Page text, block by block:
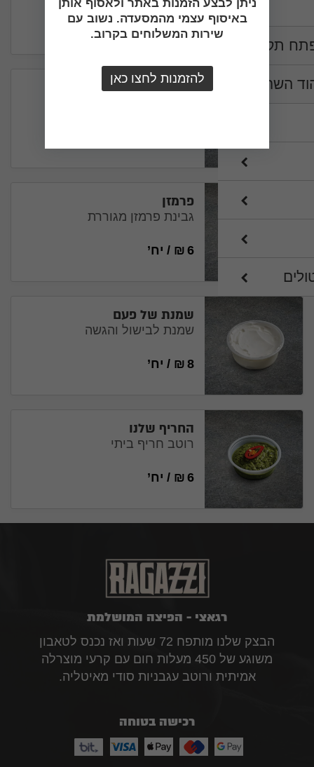
תקווה
השרון
6
₪
/ יח’
בלסמי מצומצם
פרמזן
גבינת פרמזן מגוררת
6
₪
/ יח’
שמנת של פעם
שמנת לבישול והגשה
8
₪
/ יח’
החריף שלנו
רוטב חריף ביתי
6
₪
/ יח’
רגאצי - הפיצה המושלמת
הבצק שלנו מותפח 72 שעות ואז נכנס לטאבון
משוגע של 450 מעלות חום עם קרעי מוצרלה
אמיתית ורוטב עגבניות סודי מאיטליה.
רכישה בטוחה
ניתן לבצע הזמנות באתר ולאסוף אותן
באיסוף עצמי מהמסעדה. נשוב עם
שירות המשלוחים בקרוב.
להזמנות לחצו כאן